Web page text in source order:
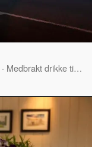
· Medbrakt drikke tillatt